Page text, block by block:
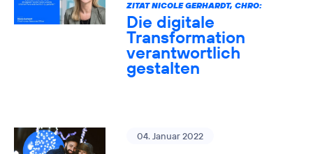
ZITAT NICOLE GERHARDT, CHRO:
Die digitale
Transformation
verantwortlich
gestalten
04. Januar 2022